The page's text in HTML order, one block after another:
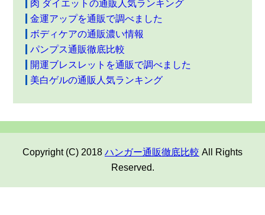
肉 ダイエットの通販人気ランキング
金運アップを通販で調べました
ボディケアの通販濃い情報
パンプス通販徹底比較
開運ブレスレットを通販で調べました
美白ゲルの通販人気ランキング
Copyright (C) 2018 ハンガー通販徹底比較 All Rights
Reserved.